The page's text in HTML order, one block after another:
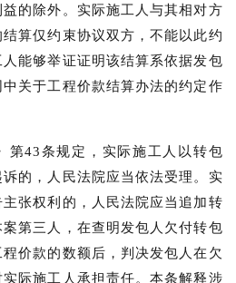
的除外。实际施工人与其相对方
算仅约束协议双方，不能以此约
能够举证证明该结算系依据发包
关于工程价款结算办法的约定作
第43条规定，实际施工人以转包
的，人民法院应当依法受理。实
张权利的，人民法院应当追加转
第三人，在查明发包人欠付转包
价款的数额后，判决发包人在欠
际施工人承担责任。本条解释涉